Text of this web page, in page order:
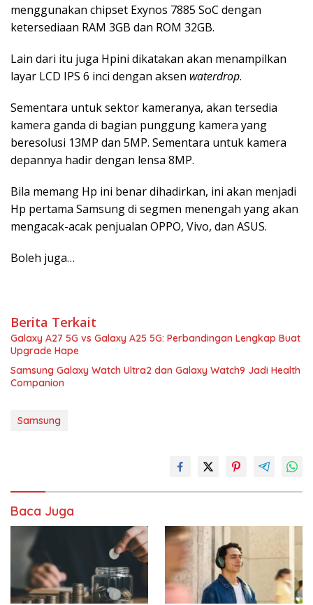
menggunakan chipset Exynos 7885 SoC dengan
ketersediaan RAM 3GB dan ROM 32GB.
Lain dari itu juga Hpini dikatakan akan menampilkan
layar LCD IPS 6 inci dengan aksen waterdrop.
Sementara untuk sektor kameranya, akan tersedia
kamera ganda di bagian punggung kamera yang
beresolusi 13MP dan 5MP. Sementara untuk kamera
depannya hadir dengan lensa 8MP.
Bila memang Hp ini benar dihadirkan, ini akan menjadi
Hp pertama Samsung di segmen menengah yang akan
mengacak-acak penjualan OPPO, Vivo, dan ASUS.
Boleh juga…
Berita Terkait
Galaxy A27 5G vs Galaxy A25 5G: Perbandingan Lengkap Buat
Upgrade Hape
Samsung Galaxy Watch Ultra2 dan Galaxy Watch9 Jadi Health
Companion
Samsung
Baca Juga